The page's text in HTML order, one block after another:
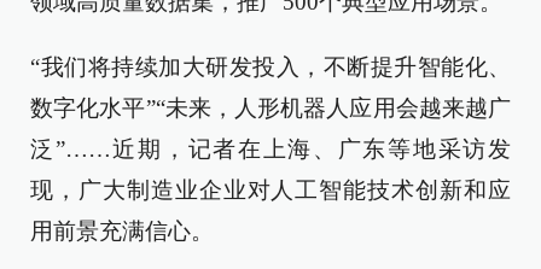
“我们将持续加大研发投入，不断提升智能化、
数字化水平”“未来，人形机器人应用会越来越广
泛”……近期，记者在上海、广东等地采访发
现，广大制造业企业对人工智能技术创新和应
用前景充满信心。